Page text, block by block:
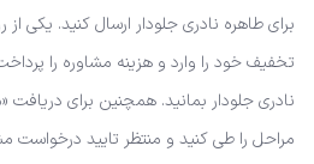
برای طاهره نادری جلودار ارسال کنید. یکی
تخفیف خود را وارد و هزینه مشاوره را
نادری جلودار بمانید. همچنین برای دریافت
مراحل را طی کنید و منتظر تایید درخواست